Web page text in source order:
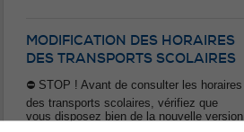
MODIFICATION DES HORAIRES
DES TRANSPORTS SCOLAIRES
⛔️ STOP ! Avant de consulter les horaires
des transports scolaires, vérifiez que
vous disposez bien de la nouvelle version